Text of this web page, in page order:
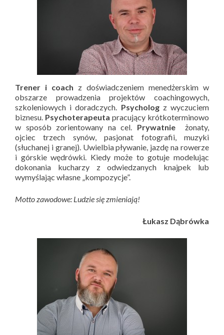
Trener i coach z doświadczeniem menedżerskim w
obszarze prowadzenia projektów coachingowych,
szkoleniowych i doradczych. Psychologz wyczuciem
biznesu. Psychoterapeuta pracujący krótkoterminowo
w sposób zorientowany na cel. Prywatnieżonaty,
ojciec trzech synów, pasjonat fotografii, muzyki
(słuchanej i granej). Uwielbia pływanie, jazdę na rowerze
i górskie wędrówki. Kiedy może to gotuje modelując
dokonania kucharzy z odwiedzanych knajpek lub
wymyślając własne „kompozycje”.
Motto zawodowe: Ludzie się zmieniają!
Łukasz Dąbrówka